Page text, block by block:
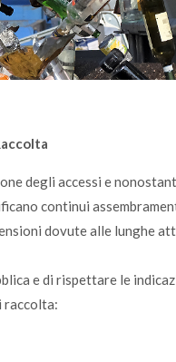
degli accessi e
continui
dovute alle lunghe
e di rispettare le
raccolta: